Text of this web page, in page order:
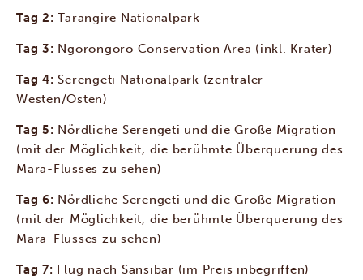
Tag 2:Tarangire Nationalpark
Tag 3: Ngorongoro Conservation Area (inkl. Krater)
Tag 4: Serengeti Nationalpark (zentraler
Westen/Osten)
Tag 5: Nördliche Serengeti und die Große Migration
(mit der Möglichkeit, die berühmte Überquerung des
Mara-Flusses zu sehen)
Tag 6: Nördliche Serengeti und die Große Migration
(mit der Möglichkeit, die berühmte Überquerung des
Mara-Flusses zu sehen)
Tag 7: Flug nach Sansibar (im Preis inbegriffen)